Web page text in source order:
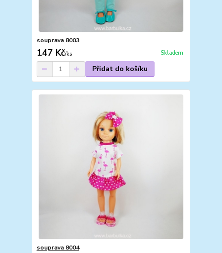
souprava 8003
147 Kč/ks Skladem
Přidat do košíku
souprava 8004